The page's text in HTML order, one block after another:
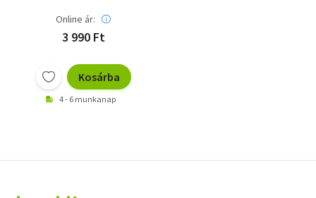
étkezés 1.+ Vitamin
ABC+ Egészségkönyv+
ZEN makrobiotilus
Házipatika
gyógynövényekből
H. Bankhofer
Dr. Oláh Andor
Online ár:
3 990 Ft
Kosárba
4 - 6 munkanap